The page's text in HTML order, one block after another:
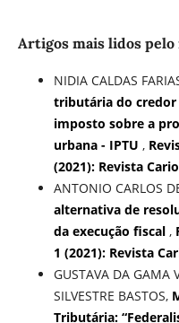
Artigos mais lidos pelo
NIDIA CALDAS
tributária do
imposto sobre a
urbana - IPTU ,
(2021): Revista
ANTONIO CARLOS
alternativa de
da execução fiscal ,
1 (2021): Revista
GUSTAVA DA GAMA
SILVESTRE BASTOS,
Tributária: